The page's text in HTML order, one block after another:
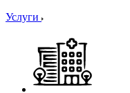
Услуги